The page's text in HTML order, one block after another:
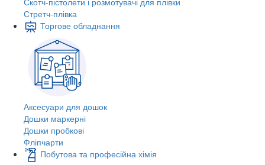
Стретч-плівка
Торгове обладнання
Аксесуари для дошок
Дошки маркерні
Дошки пробкові
Фліпчарти
Побутова та професійна хімія